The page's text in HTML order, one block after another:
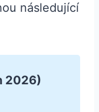
následující
2026)